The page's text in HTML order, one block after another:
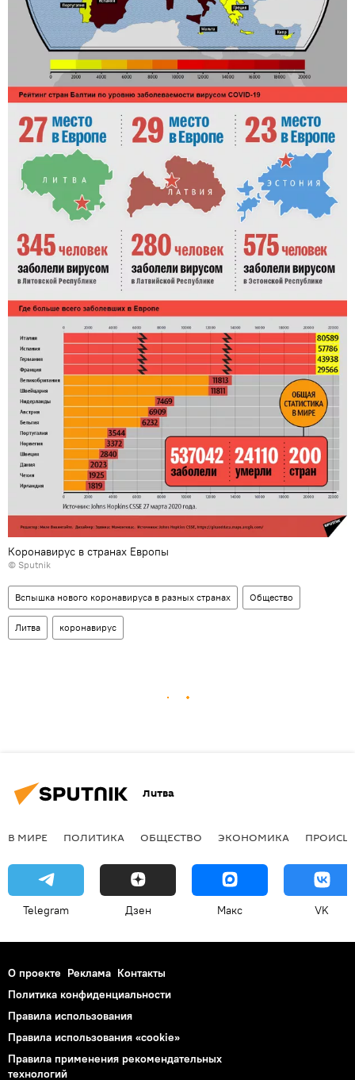
Коронавирус в странах Европы
© Sputnik
Вспышка нового коронавируса в разных странах Общество
Литва коронавирус
Литва
В МИРЕ ПОЛИТИКА ОБЩЕСТВО ЭКОНОМИКА
Telegram Дзен Макс VK
О проекте Реклама Контакты
Политика конфиденциальности
Правила использования
Правила использования «cookie»
Правила применения рекомендательных
технологий